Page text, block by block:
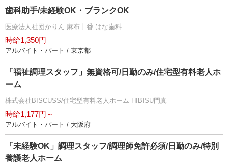
歯科助手/未経験OK・ブランクOK
医療法人社団かりん 麻布十番 はな歯科
時給1,350円
アルバイト・パート / 東京都
「福祉調理スタッフ」無資格可/日勤のみ/住宅型有料老人ホ
ーム
株式会社BISCUSS/住宅型有料老人ホーム HIBISU門真
時給1,177円～
アルバイト・パート / 大阪府
「未経験OK」調理スタッフ/調理師免許必須/日勤のみ/特別
養護老人ホーム